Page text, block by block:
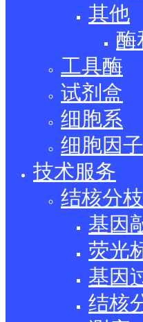
其他
酶
工具酶
试剂盒
细胞系
细胞因
技术服务
结核分
基因
荧光
基因
结核